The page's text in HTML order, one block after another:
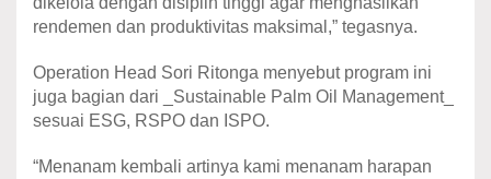
rendemen dan produktivitas maksimal,” tegasnya.
Operation Head Sori Ritonga menyebut program ini
juga bagian dari _Sustainable Palm Oil Management_
sesuai ESG, RSPO dan ISPO.
“Menanam kembali artinya kami menanam harapan